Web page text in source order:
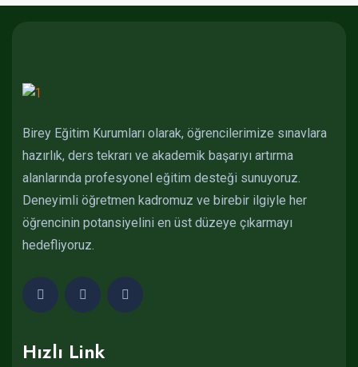
Birey Eğitim Kurumları olarak, öğrencilerimize sınavlara
hazırlık, ders tekrarı ve akademik başarıyı artırma
alanlarında profesyonel eğitim desteği sunuyoruz.
Deneyimli öğretmen kadromuz ve birebir ilgiyle her
öğrencinin potansiyelini en üst düzeye çıkarmayı
hedefliyoruz.
Hızlı Link